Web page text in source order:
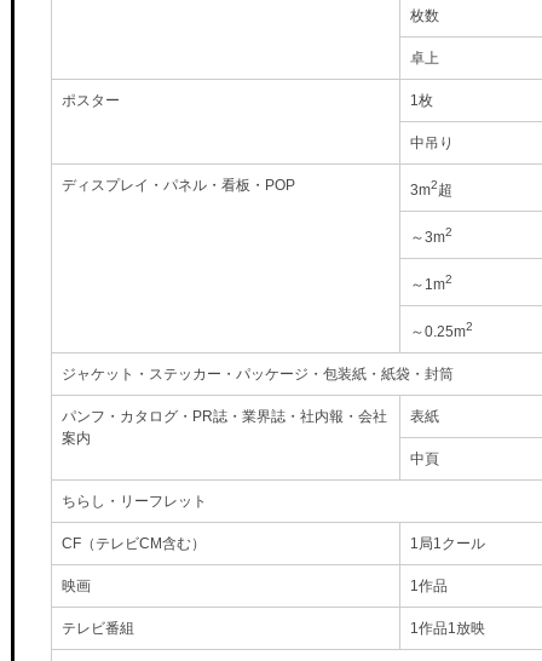
枚数
卓上
ポスター 1枚
中吊り
ディスプレイ・パネル・看板・POP 3m2超
～3m2
～1m2
～0.25m2
ジャケット・ステッカー・パッケージ・包装紙・紙袋・封筒
パンフ・カタログ・PR誌・業界誌・社内報・会社
案内
表紙
中頁
ちらし・リーフレット
CF（テレビCM含む） 1局1クール
映画 1作品
テレビ番組 1作品1放映